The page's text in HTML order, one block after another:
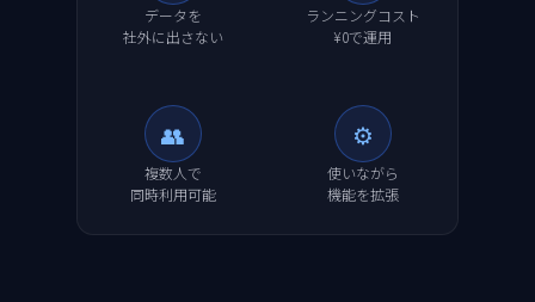
データを
社外に出さない
ランニングコスト
¥0で運用
👥
複数人で
同時利用可能
⚙️
使いながら
機能を拡張